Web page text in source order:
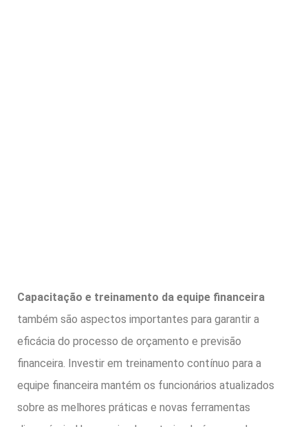
Capacitação e treinamento da equipe financeira
também são aspectos importantes para garantir a
eficácia do processo de orçamento e previsão
financeira. Investir em treinamento contínuo para a
equipe financeira mantém os funcionários atualizados
sobre as melhores práticas e novas ferramentas